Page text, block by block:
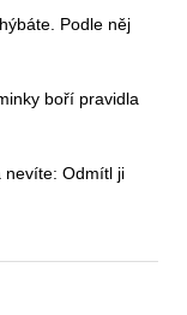
Podle něj
boří pravidla
nevíte: Odmítl ji